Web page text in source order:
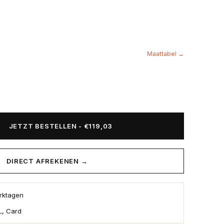
Maattabel →
JETZT BESTELLEN - €119,03
DIRECT AFREKENEN →
Card